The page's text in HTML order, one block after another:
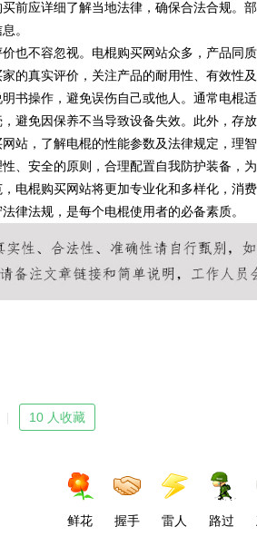
前应详细了解当地法律，确保合法合规。
。
也不容忽视。电棍购买网站众多，产品同
的真实评价，关注产品的耐用性、有效性
书操作，避免误伤自己或他人。通常电棍
避免因保养不当导致设备失效。此外，存
站，了解电棍的性能参数及法律规定，理
、安全的原则，合理配置自我防护装备，
电棍购买网站将更加专业化和多样化，消
律法规，是每个电棍使用者的必备素质。
10 人收藏
鲜花 握手 雷人 路过